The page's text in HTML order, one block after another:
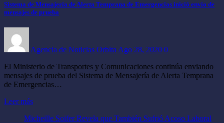
Sistema de Mensajería de Alerta Temprana de Emergencias inició envío de
mensajes de prueba
Agencia de Noticias Orbita Ago 28, 2020 0
El Ministerio de Transportes y Comunicaciones continúa enviando
mensajes de prueba del Sistema de Mensajería de Alerta Temprana
de Emergencias…
Leer más
Micheille Soifer Revela que También Sufrió Acoso Laboral